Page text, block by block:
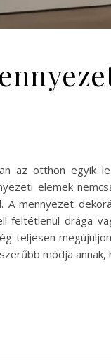
az otthon egyik
elemek
A mennyezet
feltétlenül drága
teljesen
módja